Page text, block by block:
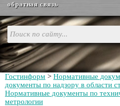
обратная связь
Гостинформ > Нормативные
документы по надзору в области
Нормативные документы по
метрологии